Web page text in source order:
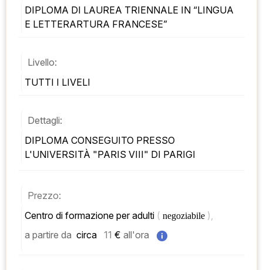
DIPLOMA DI LAUREA TRIENNALE IN “LINGUA
E LETTERARTURA FRANCESE”
Livello:
TUTTI I LIVELI
Dettagli:
DIPLOMA CONSEGUITO PRESSO
L'UNIVERSITÀ "PARIS VIII" DI PARIGI
Prezzo:
Centro di formazione per adulti ( negoziabile ),
a partire da circa 11 € all'ora